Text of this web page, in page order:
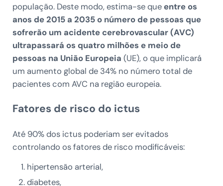
população. Deste modo, estima-se que entre os
anos de 2015 a 2035 o número de pessoas que
sofrerão um acidente cerebrovascular (AVC)
ultrapassará os quatro milhões e meio de
pessoas na União Europeia (UE), o que implicará
um aumento global de 34% no número total de
pacientes com AVC na região europeia.
Fatores de risco do ictus
Até 90% dos ictus poderiam ser evitados
controlando os fatores de risco modificáveis:
hipertensão arterial,
diabetes,